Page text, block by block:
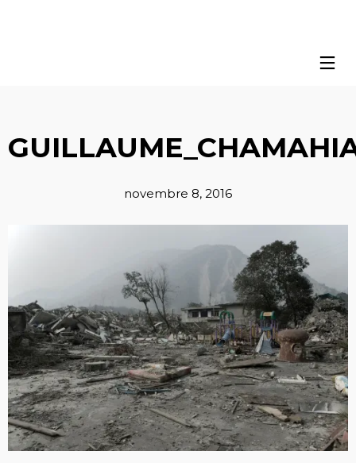
novembre 8, 2016